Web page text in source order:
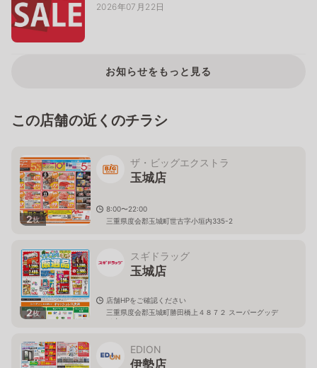
2026年07月22日
お知らせをもっと見る
この店舗の近くのチラシ
2枚
ザ・ビッグエクストラ
玉城店
8:00〜22:00
三重県度会郡玉城町世古字小垣内335-2
2枚
スギドラッグ
玉城店
店舗HPをご確認ください
三重県度会郡玉城町勝田橋上４８７２ スーパーグッデ
イ内
EDION
伊勢店